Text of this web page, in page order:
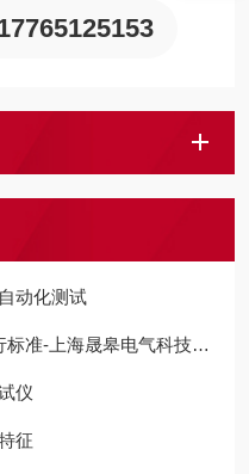
动化测试
上海晟皋电气科技有限公司
仪
征